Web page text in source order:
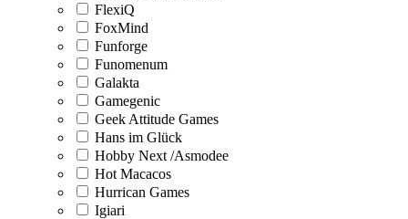
FlexiQ
FoxMind
Funforge
Funomenum
Galakta
Gamegenic
Geek Attitude Games
Hans im Glück
Hobby Next /Asmodee
Hot Macacos
Hurrican Games
Igiari